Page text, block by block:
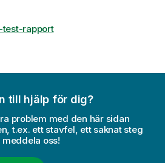
test-rapport
till hjälp för dig?
problem med den här sidan
t.ex. ett stavfel, ett saknat steg
oss!